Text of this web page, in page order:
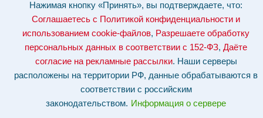
Нажимая кнопку «Принять», вы подтверждаете, что:
Соглашаетесь с Политикой конфиденциальности и
использованием cookie-файлов, Разрешаете обработку
персональных данных в соответствии с 152-ФЗ, Даёте
согласие на рекламные рассылки. Наши серверы
расположены на территории РФ, данные обрабатываются в
соответствии с российским
законодательством. Информация о сервере
Просматривая данный веб сайт, и обращаясь к нам, вы:Соглашаетесь с
Политикой конфиденциальности и использованием cookie-файлов,
Разрешаете обработку персональных данных в соответствии с 152-ФЗ
Даёте согласие на рекламные рассылки.
Отозвать согласие на обработку персональных данных: по эл-почте:
info@tvpolimer.ru| по телефону8 800 551 30 80
соответствии с российским законодательством.Информация о сервере и
Сайт носит исключительно информационный характер и не является